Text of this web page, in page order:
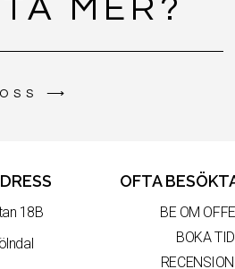
MER?
OSS ⟶
18B
OFTA
BE OM
BOKA TID